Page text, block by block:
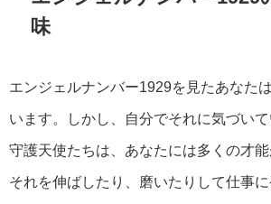
味
エンジェルナンバー1929を見たあなた
います。しかし、自分でそれに気づいて
守護天使たちは、あなたには多くの才能
それを伸ばしたり、磨いたりして仕事